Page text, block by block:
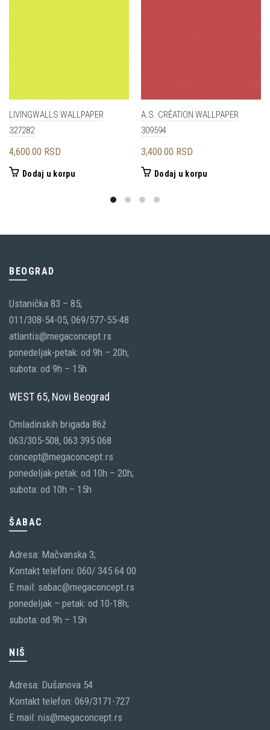
LIVINGWALLS WALLPAPER
327282
4,600.00 RSD
Dodaj u korpu
A.S. CRÉATION WALLPAPER
309594
3,400.00 RSD
Dodaj u korpu
BEOGRAD
Ustanička 83 – 85;
011/308-54-05, 069/577-55-48
atlantis@megaconcept.rs
ponedeljak-petak: od 9h – 20h;
subota: od 9h – 15h
WEST 65, Novi Beograd
Omladinskih brigada 86ž
063/305-508, 063 395 068
concept@megaconcept.rs
ponedeljak-petak: od 10h – 20h;
subota: od 10h – 15h
ŠABAC
Adresa: Mačvanska 3;
Kontakt telefoni: 060/ 345 64 00
E mail: sabac@megaconcept.rs
ponedeljak – petak: od 10-18h;
subota: od 9h – 15h
NIŠ
Adresa: Dušanova 54
Kontakt telefon: 069/3171-727
E mail: nis@megaconcept.rs